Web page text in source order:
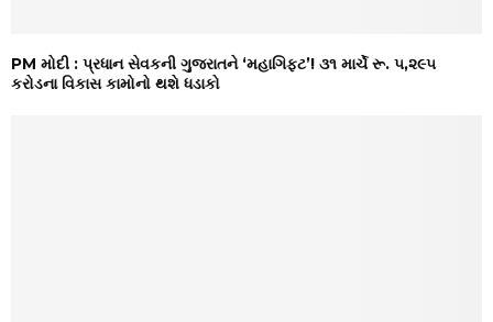
PM મોદી : પ્રધાન સેવકની ગુજરાતને ‘મહાગિફ્ટ’! ૩૧ માર્ચે રૂ. ૫,૨૯૫
કરોડના વિકાસ કામોનો થશે ધડાકો